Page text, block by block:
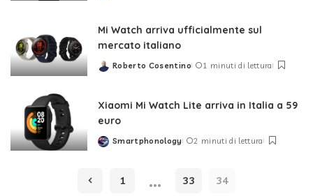
Mi Watch arriva ufficialmente sul
mercato italiano
Posted
Roberto Cosentino 1 minuti di lettura
Xiaomi Mi Watch Lite arriva in Italia a 59
euro
Posted
Smartphonology 2 minuti di lettura
1 … 33 34